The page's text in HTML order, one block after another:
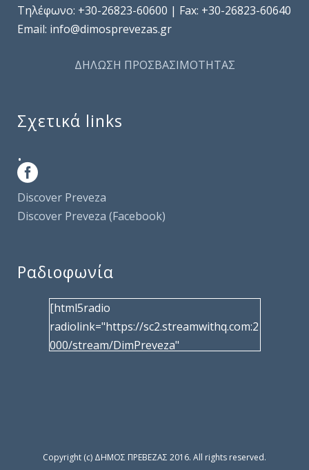
Τηλέφωνo: +30-26823-60600 | Fax: +30-26823-60640
Email: info@dimosprevezas.gr
ΔΗΛΩΣΗ ΠΡΟΣΒΑΣΙΜΟΤΗΤΑΣ
Σχετικά links
.
Discover Preveza
Discover Preveza (Facebook)
Ραδιοφωνία
[html5radio
radiolink="https://sc2.streamwithq.com:2
000/stream/DimPreveza"
facebook="https://www.facebook.com/%
Copyright (c) ΔΗΜΟΣ ΠΡΕΒΕΖΑΣ 2016. All rights reserved.